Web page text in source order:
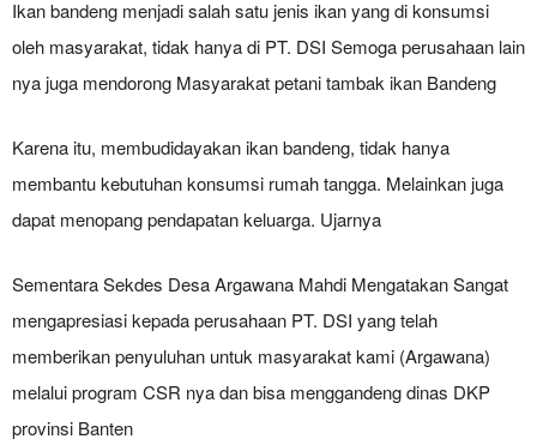
Ikan bandeng menjadi salah satu jenis ikan yang di konsumsi
oleh masyarakat, tidak hanya di PT. DSI Semoga perusahaan lain
nya juga mendorong Masyarakat petani tambak ikan Bandeng
Karena itu, membudidayakan ikan bandeng, tidak hanya
membantu kebutuhan konsumsi rumah tangga. Melainkan juga
dapat menopang pendapatan keluarga. Ujarnya
Sementara Sekdes Desa Argawana Mahdi Mengatakan Sangat
mengapresiasi kepada perusahaan PT. DSI yang telah
memberikan penyuluhan untuk masyarakat kami (Argawana)
melalui program CSR nya dan bisa menggandeng dinas DKP
provinsi Banten